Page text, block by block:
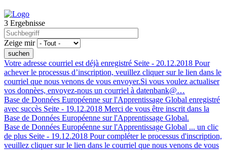
3 Ergebnisse
Zeige mir
Votre adresse courriel est déjà enregistré Seite - 20.12.2018 Pour
achever le processus d’inscription, veuillez cliquer sur le lien dans le
courriel que nous venons de vous envoyer.Si vous voulez actualiser
vos donnèes, envoyez-nous un courriel à datenbank@…
Base de Données Européenne sur l'Apprentissage Global enregistré
avec succès Seite - 19.12.2018 Merci de vous être inscrit dans la
Base de Données Européenne sur l'Apprentissage Global.
Base de Données Européenne sur l'Apprentissage Global ... un clic
de plus Seite - 19.12.2018 Pour compléter le processus d'inscription,
veuillez cliquer sur le lien dans le courriel que nous venons de vous